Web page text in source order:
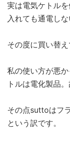
実は電気ケトル
入れても通電し
その度に買い替え
私の使い方が悪
トルは電化製品
その点suttoはフ
という訳です。